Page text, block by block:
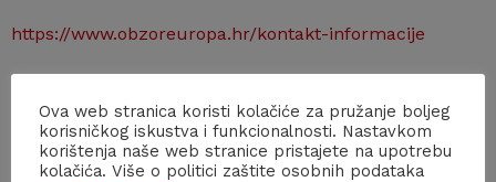
https://www.obzoreuropa.hr/kontakt-informacije
za istraživanja i inovacije
Obzor Europa EK info dani susreti umrežavanja
Ova web stranica koristi kolačiće za pružanje boljeg
korisničkog iskustva i funkcionalnosti. Nastavkom
korištenja naše web stranice pristajete na upotrebu
kolačića. Više o politici zaštite osobnih podataka